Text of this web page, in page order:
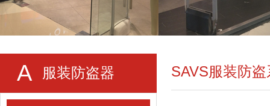
A 服装防盗器 SAVS服装防